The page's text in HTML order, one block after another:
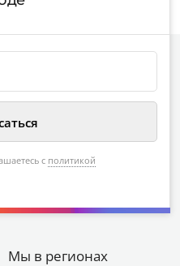
с политикой
Мы в регионах